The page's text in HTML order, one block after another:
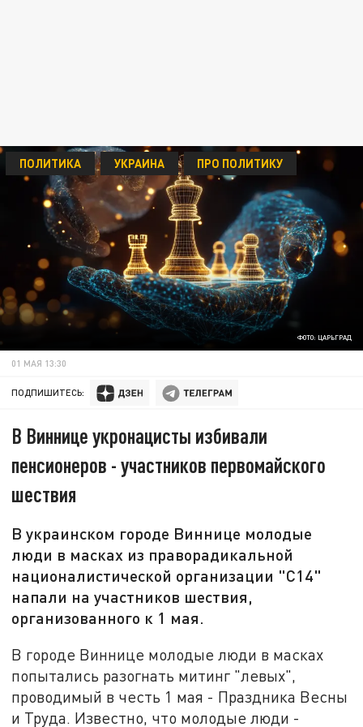
ФОТО: ЦАРЬГРАД
ПОЛИТИКА УКРАИНА ПРО ПОЛИТИКУ
01 МАЯ 13:30
ПОДПИШИТЕСЬ:
В Виннице укронацисты избивали
пенсионеров - участников первомайского
шествия
В украинском городе Виннице молодые
люди в масках из праворадикальной
националистической организации "С14"
напали на участников шествия,
организованного к 1 мая.
В городе Виннице молодые люди в масках
попытались разогнать митинг "левых",
проводимый в честь 1 мая - Праздника Весны
и Труда. Известно, что молодые люди -